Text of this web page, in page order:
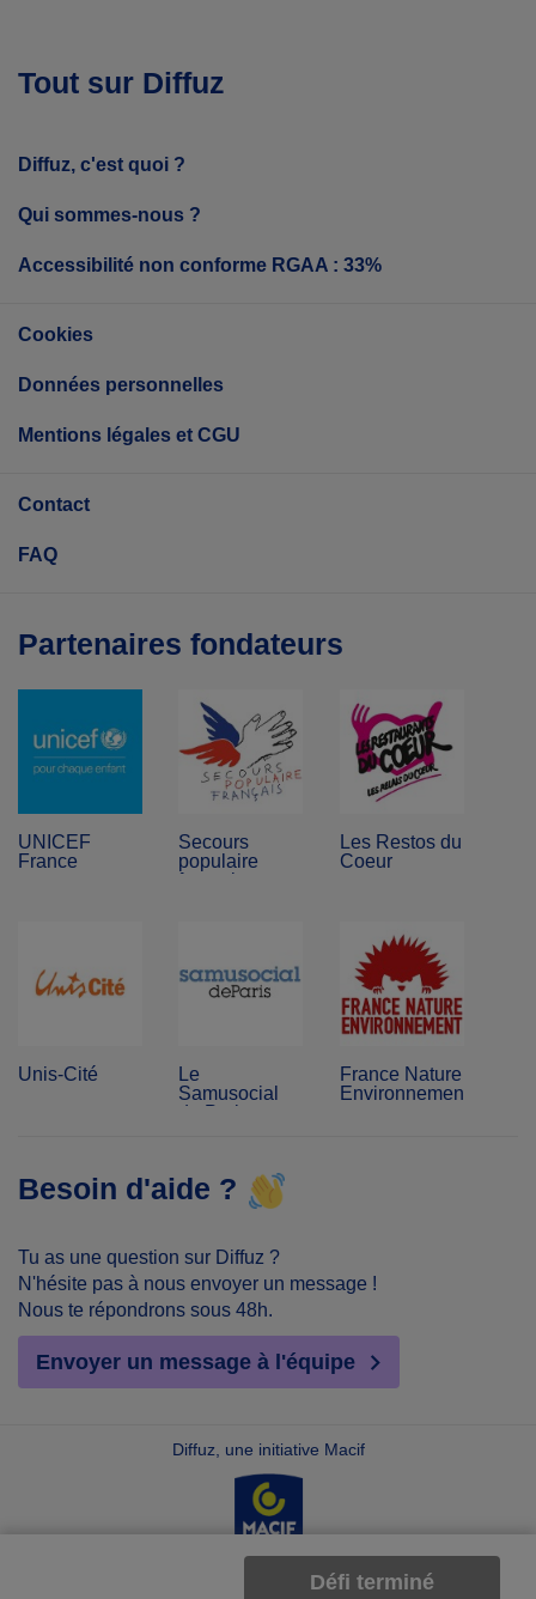
Défi terminé
Tout sur Diffuz
Diffuz, c'est quoi ?
Qui sommes-nous ?
Accessibilité non conforme RGAA : 33%
Cookies
Données personnelles
Mentions légales et CGU
Contact
FAQ
Partenaires fondateurs
UNICEF
France
Secours
populaire
français
Les Restos du
Coeur
Unis-Cité
Le
Samusocial
de Paris
France Nature
Environnement
Besoin d'aide ?
Tu as une question sur Diffuz ?
N'hésite pas à nous envoyer un message !
Nous te répondrons sous 48h.
Envoyer un message à l'équipe
Diffuz, une initiative Macif
©Diffuz 2026